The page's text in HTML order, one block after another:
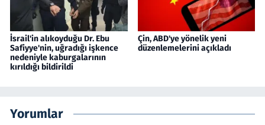
İsrail'in alıkoyduğu Dr. Ebu
Safiyye'nin, uğradığı işkence
nedeniyle kaburgalarının
kırıldığı bildirildi
Çin, ABD'ye yönelik yeni
düzenlemelerini açıkladı
Yorumlar